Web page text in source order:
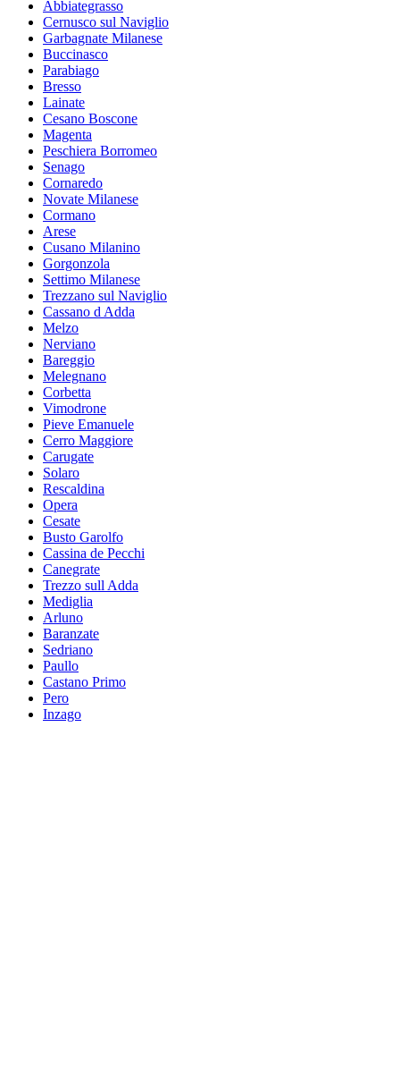
Abbiategrasso
Cernusco sul Naviglio
Garbagnate Milanese
Buccinasco
Parabiago
Bresso
Lainate
Cesano Boscone
Magenta
Peschiera Borromeo
Senago
Cornaredo
Novate Milanese
Cormano
Arese
Cusano Milanino
Gorgonzola
Settimo Milanese
Trezzano sul Naviglio
Cassano d Adda
Melzo
Nerviano
Bareggio
Melegnano
Corbetta
Vimodrone
Pieve Emanuele
Cerro Maggiore
Carugate
Solaro
Rescaldina
Opera
Cesate
Busto Garolfo
Cassina de Pecchi
Canegrate
Trezzo sull Adda
Mediglia
Arluno
Baranzate
Sedriano
Paullo
Castano Primo
Pero
Inzago